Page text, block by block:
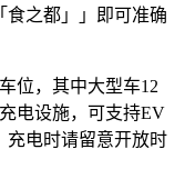
食之都」」即可准确
位，其中大型车12
电设施，可支持EV
充电时请留意开放时